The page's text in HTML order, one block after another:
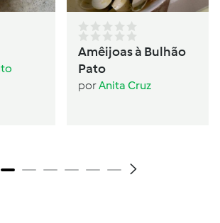
Amêijoas à Bulhão
Pato
porAnita Cruz